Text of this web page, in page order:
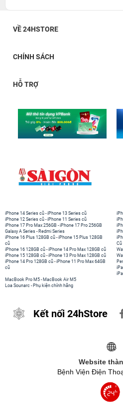
VỀ 24HSTORE
CHÍNH SÁCH
HỖ TRỢ
iPhone 14 Series cũ -iPhone 13 Series cũ
iPhone 12 Series cũ -iPhone 11 Series cũ
iPhone 17 Pro Max 256GB -iPhone 17 Pro 256GB
Galaxy A Series - Redmi Series
iPhone 16 Plus 128GB cũ -iPhone 15 Plus 128GB
cũ
iPhone 16 128GB cũ -iPhone 14 Pro Max 128GB cũ
iPhone 15 128GB cũ -iPhone 13 Pro Max 128GB cũ
iPhone 14 Pro 128GB cũ -iPhone 11 Pro Max 64GB
cũ
Cũ
MacBook Pro M5 - MacBook Air M5
Loa Sounarc - Phụ kiện chính hãng
Kết nối 24hStore
Website
Bệnh Viện Điện